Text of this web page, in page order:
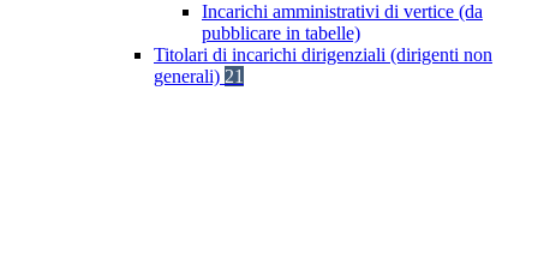
Incarichi amministrativi di vertice (da
pubblicare in tabelle)
Titolari di incarichi dirigenziali (dirigenti non
generali) 21